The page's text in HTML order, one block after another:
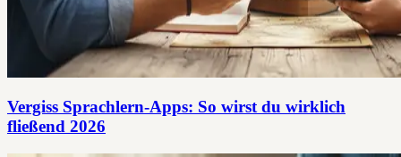
Vergiss Sprachlern-Apps: So wirst du wirklich
fließend 2026